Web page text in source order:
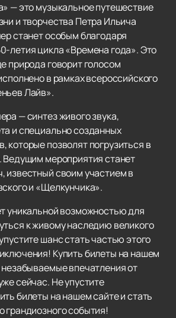
— это музыкальное путешествие
и творчества Петра Ильича
станет особым благодаря
летия цикла «Времена года». Это
природа говорит голосом
в рамках всероссийского
Лайв».
— синтез живого звука,
и специально созданных
которые позволят погрузиться в
Ведущим мероприятия станет
известный своим участием в
и «Щелкунчика».
уникальной возможностью для
к живому наследию великого
шанс стать частью этого
Купить билеты на нашем
незабываемые впечатления от
сейчас. Не упустите
билеты на нашем сайте и стать
грандиозного события!